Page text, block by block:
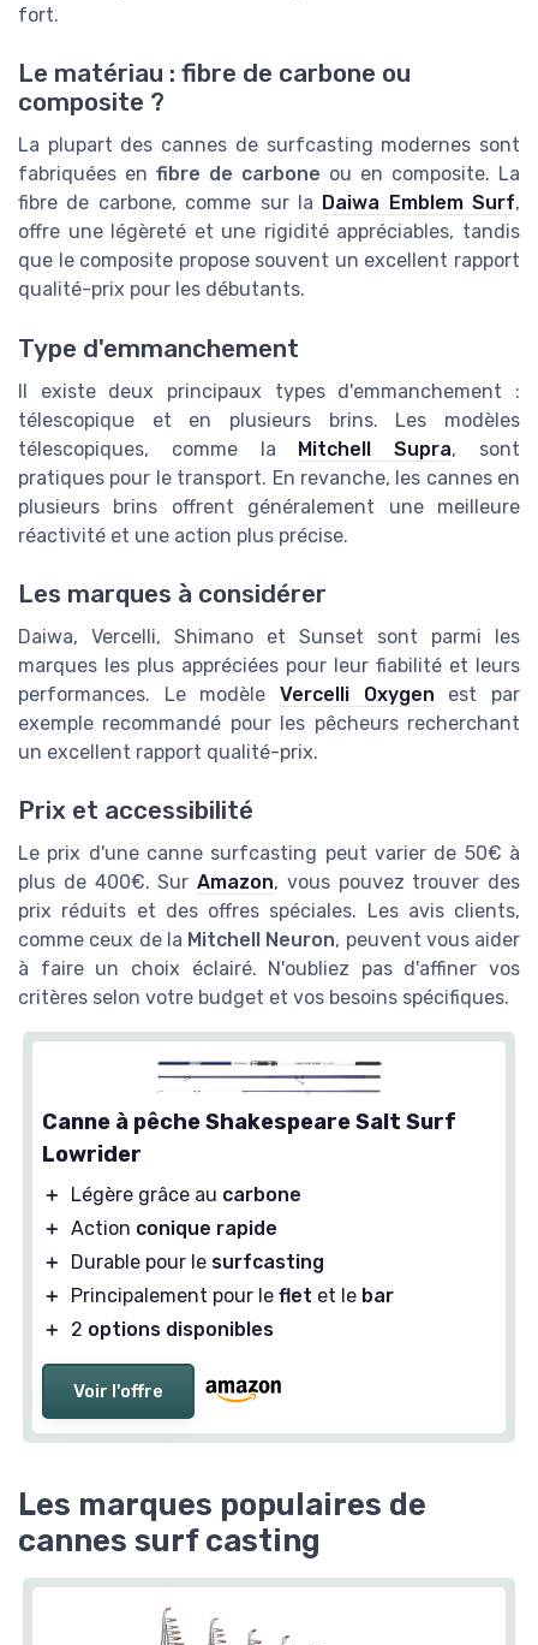
fort.
Le matériau : fibre de carbone ou
composite ?
La plupart des cannes de surfcasting modernes sont
fabriquées en fibre de carbone ou en composite. La
fibre de carbone, comme sur la Daiwa Emblem Surf,
offre une légèreté et une rigidité appréciables, tandis
que le composite propose souvent un excellent rapport
qualité-prix pour les débutants.
Type d'emmanchement
Il existe deux principaux types d'emmanchement :
télescopique et en plusieurs brins. Les modèles
télescopiques, comme la Mitchell Supra, sont
pratiques pour le transport. En revanche, les cannes en
plusieurs brins offrent généralement une meilleure
réactivité et une action plus précise.
Les marques à considérer
Daiwa, Vercelli, Shimano et Sunset sont parmi les
marques les plus appréciées pour leur fiabilité et leurs
performances. Le modèle Vercelli Oxygen est par
exemple recommandé pour les pêcheurs recherchant
un excellent rapport qualité-prix.
Prix et accessibilité
Le prix d'une canne surfcasting peut varier de 50€ à
plus de 400€. Sur Amazon, vous pouvez trouver des
prix réduits et des offres spéciales. Les avis clients,
comme ceux de la Mitchell Neuron, peuvent vous aider
à faire un choix éclairé. N'oubliez pas d'affiner vos
critères selon votre budget et vos besoins spécifiques.
Canne à pêche Shakespeare Salt Surf
Lowrider
＋ Légère grâce au carbone
＋ Action conique rapide
＋
Durable pour le surfcasting
＋
Principalement pour le flet et le bar
＋
2 options disponibles
Voir l'offre
Les marques populaires de
cannes surf casting